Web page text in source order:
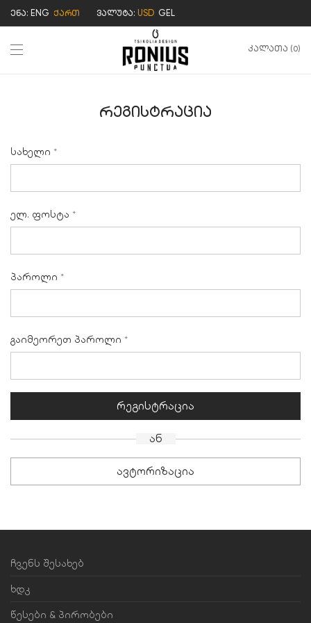
ენა: ENG ქართ ვალუტა: USD GEL
კალათა 0
რეგისტრაცია
სახელი *
ელ. ფოსტა *
პაროლი *
გაიმეორეთ პაროლი *
რეგისტრაცია
ან
ავტორიზაცია
ჩვენს შესახებ
ხდკ
წესები & პირობები